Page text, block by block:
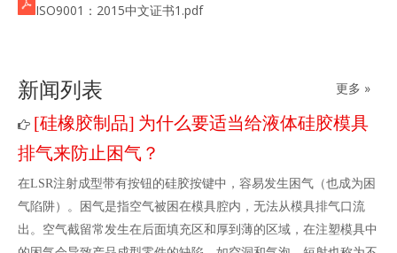
ISO9001：2015中文证书1.pdf
新闻列表 更多 »
[硅橡胶制品] 为什么要适当给液体硅胶模具
排气来防止困气？
在LSR注射成型带有按钮的硅胶按键中，容易发生困气（也成为困
气陷阱）。困气是指空气被困在模具腔内，无法从模具排气口流
出。空气截留常发生在后面填充区和厚到薄的区域，在注塑模具中